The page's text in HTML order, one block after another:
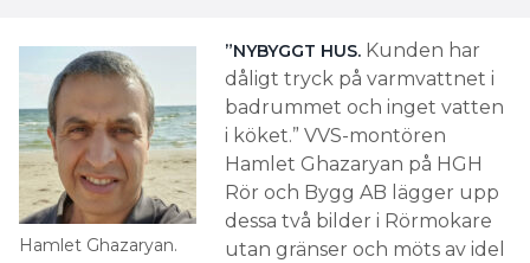
Hamlet Ghazaryan.
”NYBYGGT HUS. Kunden har
dåligt tryck på varmvattnet i
badrummet och inget vatten
i köket.” VVS-montören
Hamlet Ghazaryan på HGH
Rör och Bygg AB lägger upp
dessa två bilder i Rörmokare
utan gränser och möts av idel